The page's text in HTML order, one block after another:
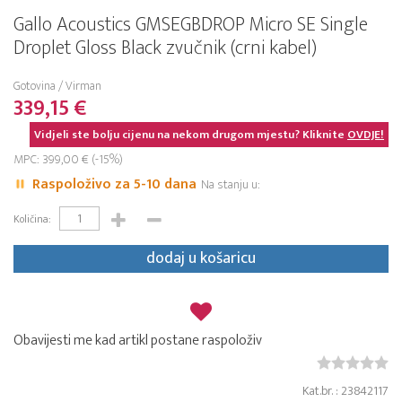
Gallo Acoustics GMSEGBDROP Micro SE Single
Droplet Gloss Black zvučnik (crni kabel)
Gotovina / Virman
339,15 €
Vidjeli ste bolju cijenu na nekom drugom mjestu? KlikniteOVDJE!
MPC: 399,00 € (-15%)
Raspoloživo za 5-10 dana Na stanju u:
Količina:
dodaj u košaricu
Obavijesti me kad artikl postane raspoloživ
Kat.br. : 23842117